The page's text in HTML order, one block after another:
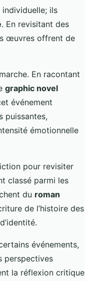
individuelle; ils
. En revisitant des
œuvres offrent de
En racontant
graphic novel
événement
puissantes,
émotionnelle
pour revisiter
classé parmi les
du roman
de l’histoire des
événements,
perspectives
la réflexion critique